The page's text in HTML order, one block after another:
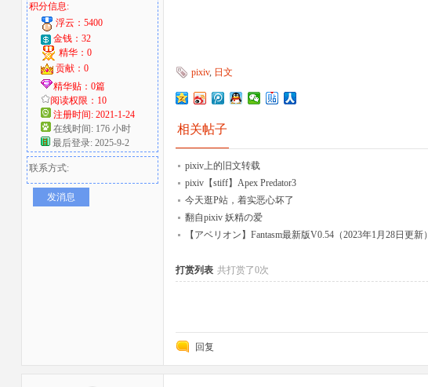
爱
积分信息:
浮云：5400
金钱：32
精华：0
贡献：0
精华贴：0篇
阅读权限：10
注册时间: 2021-1-24
在线时间: 176 小时
最后登录: 2025-9-2
联系方式:
发消息
pixiv, 日文
相关帖子
pixiv上的旧文转载
pixiv【stiff】Apex Predator3
今天逛P站，着实恶心坏了
翻自pixiv 妖精の爱
【アベリオン】Fantasm最新版V0.54（2023年1月28日更新）
打赏列表 共打赏了0次
回复